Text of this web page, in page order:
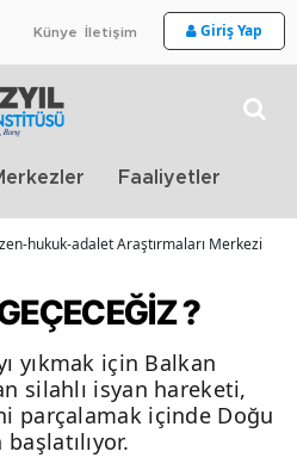
Künye İletişim Giriş Yap
Faaliyetler
hukuk-adalet Araştırmaları Merkezi
?
yıkmak için Balkan
silahlı isyan hareketi,
parçalamak içinde Doğu